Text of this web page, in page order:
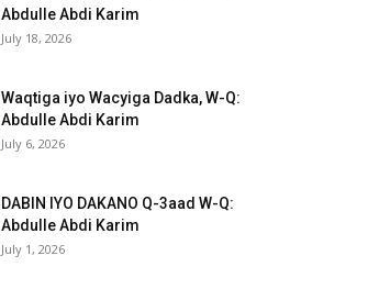
Abdulle Abdi Karim
July 18, 2026
Waqtiga iyo Wacyiga Dadka, W-Q:
Abdulle Abdi Karim
July 6, 2026
DABIN IYO DAKANO Q-3aad W-Q:
Abdulle Abdi Karim
July 1, 2026